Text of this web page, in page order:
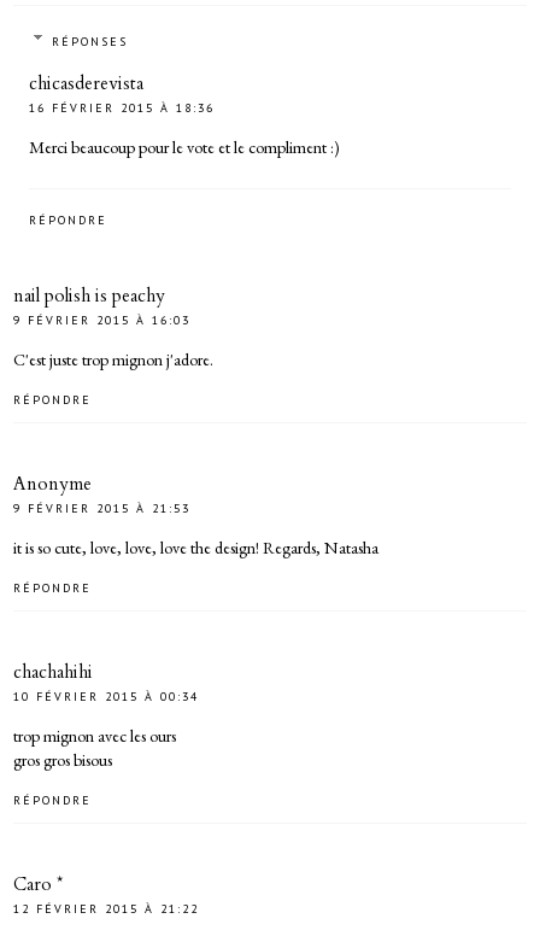
RÉPONSES
chicasderevista
16 FÉVRIER 2015 À 18:36
Merci beaucoup pour le vote et le compliment :)
RÉPONDRE
nail polish is peachy
9 FÉVRIER 2015 À 16:03
C'est juste trop mignon j'adore.
RÉPONDRE
Anonyme
9 FÉVRIER 2015 À 21:53
it is so cute, love, love, love the design! Regards, Natasha
RÉPONDRE
chachahihi
10 FÉVRIER 2015 À 00:34
trop mignon avec les ours
gros gros bisous
RÉPONDRE
Caro *
12 FÉVRIER 2015 À 21:22